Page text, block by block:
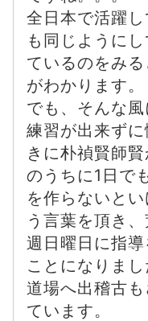
全日本で活躍
も同じように
ているのをみ
がわかります。
でも、そんな
練習が出来ず
きに朴禎賢師
のうちに1日で
を作らないと
う言葉を頂き
週日曜日に指導
ことになりま
道場へ出稽古
ています。